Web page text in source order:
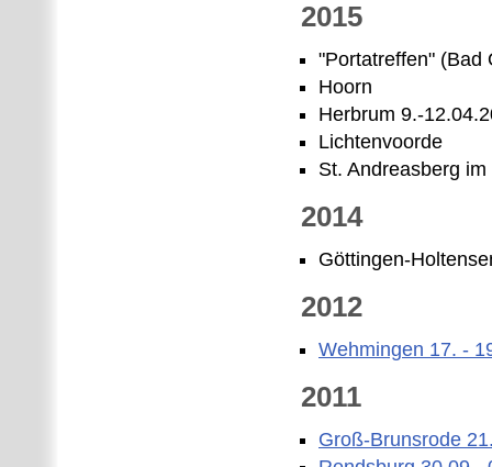
2015
"Portatreffen" (Bad
Hoorn
Herbrum 9.-
Lichtenvoorde
St. Andreasberg im
2014
Göttingen-
2012
Wehmingen 17. -
2011
Groß-Brunsrode